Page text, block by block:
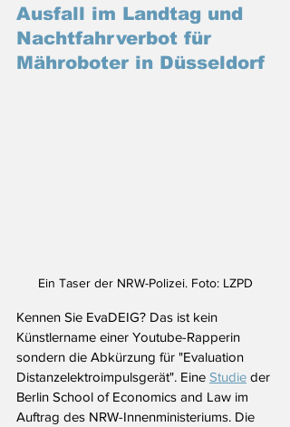
Ausfall im Landtag und
Nachtfahrverbot für
Mähroboter in Düsseldorf
Ein Taser der NRW-Polizei. Foto: LZPD
Kennen Sie EvaDEIG? Das ist kein
Künstlername einer Youtube-Rapperin
sondern die Abkürzung für "Evaluation
Distanzelektroimpulsgerät". Eine Studie der
Berlin School of Economics and Law im
Auftrag des NRW-Innenministeriums. Die